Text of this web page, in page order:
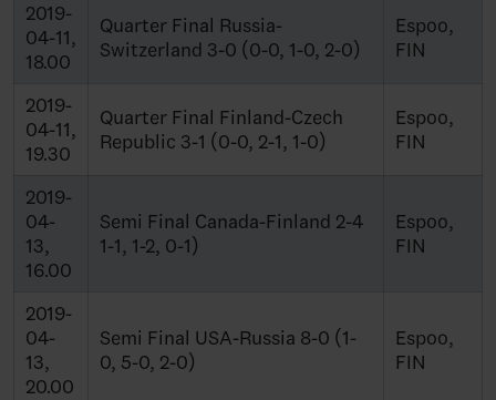
2019-
04-11,
18.00
Quarter Final Russia-
Switzerland 3-0 (0-0, 1-0, 2-0)
Espoo,
FIN
2019-
04-11,
19.30
Quarter Final Finland-Czech
Republic 3-1 (0-0, 2-1, 1-0)
Espoo,
FIN
2019-
04-
13,
16.00
Semi Final Canada-Finland 2-4
1-1, 1-2, 0-1)
Espoo,
FIN
2019-
04-
13,
20.00
Semi Final USA-Russia 8-0 (1-
0, 5-0, 2-0)
Espoo,
FIN